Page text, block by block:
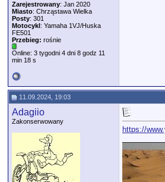
Zarejestrowany: Jan 2020
Miasto: Chrząstawa Wielka
Posty: 301
Motocykl: Yamaha 1VJ/Huska
FE501
Przebieg: rośnie
Online: 3 tygodni 4 dni 8 godz 11
min 18 s
11.09.2024, 19:03
Adagiio
Zakonserwowany
https://